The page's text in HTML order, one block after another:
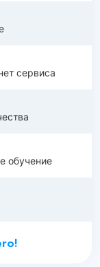
сервиса
обучение